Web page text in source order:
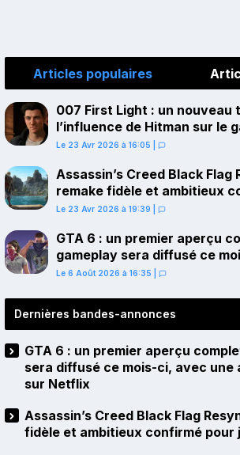
Articles populaires
007 First Light : un nouveau
l’influence de Hitman sur le
Le 23 Avr 2026 à 16:05
Assassin’s Creed Black Flag
remake fidèle et ambitieux
juillet sur PS5
Le 23 Avr 2026 à 19:39
GTA 6 : un premier aperçu
gameplay sera diffusé ce
avant-première sur Netflix
Le 6 Août 2026 à 16:35
Dernières bandes-annonces
GTA 6 : un premier aperçu
sera diffusé ce mois-ci, avec
sur Netflix
Assassin’s Creed Black Flag
fidèle et ambitieux confirmé pour